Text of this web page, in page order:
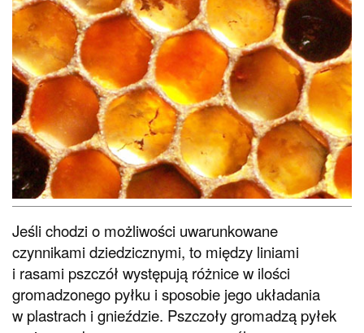
Jeśli chodzi o możliwości uwarunkowane
czynnikami dziedzicznymi, to między liniami
i rasami pszczół występują różnice w ilości
gromadzonego pyłku i sposobie jego układania
w plastrach i gnieździe. Pszczoły gromadzą pyłek